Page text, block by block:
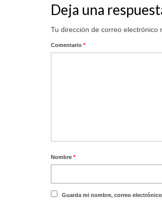
Deja una
Tu dirección de correo electrónico
Comentario *
Nombre *
Guarda mi nombre, correo